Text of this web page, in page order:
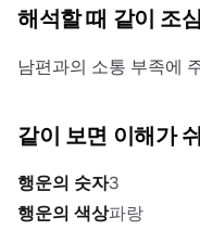
해석할 때 같이 조
남편과의 소통 부족에
같이 보면 이해가
행운의 숫자3
행운의 색상파랑